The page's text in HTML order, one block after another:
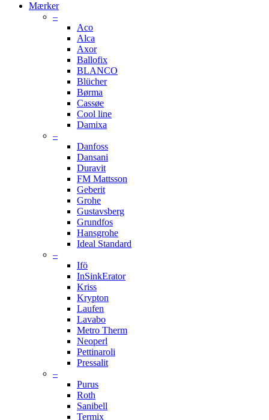
Mærker
–
Aco
Alca
Axor
Ballofix
BLANCO
Blücher
Børma
Cassøe
Cool line
Damixa
–
Danfoss
Dansani
Duravit
FM Mattsson
Geberit
Grohe
Gustavsberg
Grundfos
Hansgrohe
Ideal Standard
–
Ifö
InSinkErator
Kriss
Krypton
Laufen
Lavabo
Metro Therm
Neoperl
Pettinaroli
Pressalit
–
Purus
Roth
Sanibell
Termix